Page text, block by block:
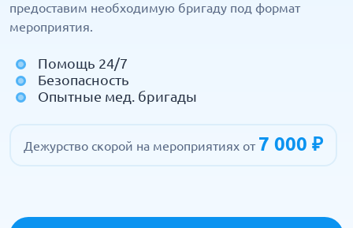
предоставим необходимую бригаду под формат
мероприятия.
Помощь 24/7
Безопасность
Опытные мед. бригады
Дежурство скорой на мероприятиях от 7 000 ₽